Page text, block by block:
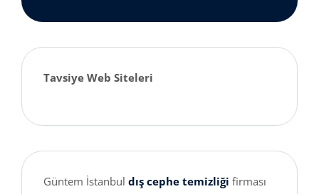
Tavsiye Web Siteleri
Güntem İstanbul dış cephe temizliği firması